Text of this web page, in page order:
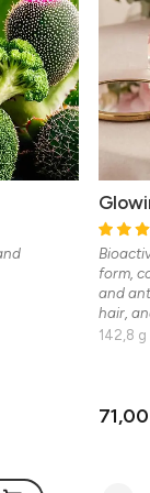
form,
and
hair,
142,8 g